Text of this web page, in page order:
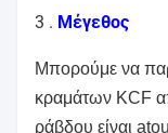
3 . Μέγεθος
Μπορούμε να
κραμάτων KCF
ράβδου είναι